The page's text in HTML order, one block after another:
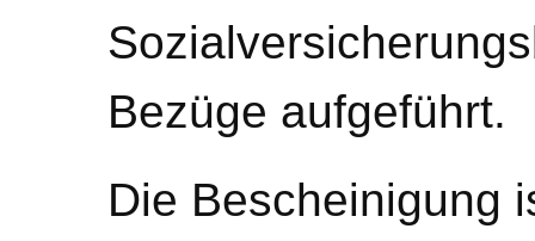
Bezüge aufgeführt.
Die Bescheinigung